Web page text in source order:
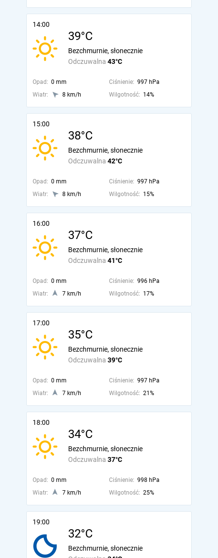
14:00
39°C
Odczuwalna 43°C
Bezchmurnie, słonecznie
Opad: 0 mm Ciśnienie: 997 hPa
Wiatr:
8 km/h Wilgotność: 14%
15:00
38°C
Odczuwalna 42°C
Bezchmurnie, słonecznie
Opad: 0 mm Ciśnienie: 997 hPa
Wiatr:
8 km/h Wilgotność: 15%
16:00
37°C
Odczuwalna 41°C
Bezchmurnie, słonecznie
Opad: 0 mm Ciśnienie: 996 hPa
Wiatr:
7 km/h Wilgotność: 17%
17:00
35°C
Odczuwalna 39°C
Bezchmurnie, słonecznie
Opad: 0 mm Ciśnienie: 997 hPa
Wiatr:
7 km/h Wilgotność: 21%
18:00
34°C
Odczuwalna 37°C
Bezchmurnie, słonecznie
Opad: 0 mm Ciśnienie: 998 hPa
Wiatr:
7 km/h Wilgotność: 25%
19:00
32°C
Bezchmurnie, słonecznie